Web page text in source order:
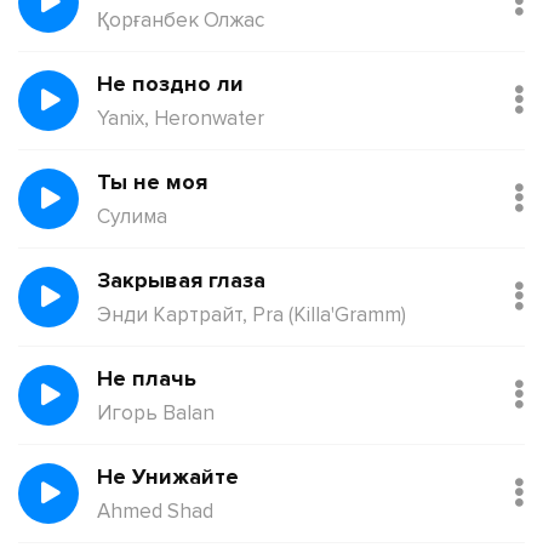
Қорғанбек Олжас
Не поздно ли
Yanix, Heronwater
Ты не моя
Сулима
Закрывая глаза
Энди Картрайт, Pra (Killa'Gramm)
Не плачь
Игорь Balan
Не Унижайте
Ahmed Shad